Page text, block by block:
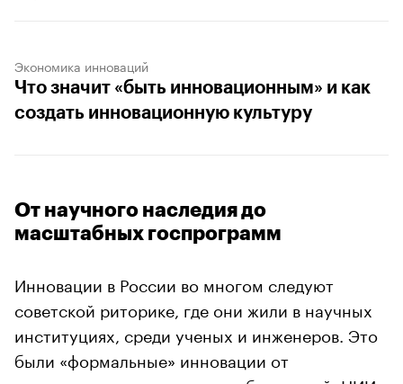
Экономика инноваций
Что значит «быть инновационным» и как
создать инновационную культуру
От научного наследия до
масштабных госпрограмм
Инновации в России во многом следуют
советской риторике, где они жили в научных
институциях, среди ученых и инженеров. Это
были «формальные» инновации от